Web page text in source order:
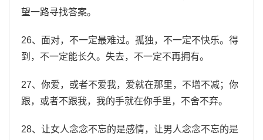
望一路寻找答案。
26、面对，不一定最难过。孤独，不一定不快乐。得
到，不一定能长久。失去，不一定不再拥有。
27、你爱，或者不爱我，爱就在那里，不增不减；你
跟，或者不跟我，我的手就在你手里，不舍不弃。
28、让女人念念不忘的是感情，让男人念念不忘的是